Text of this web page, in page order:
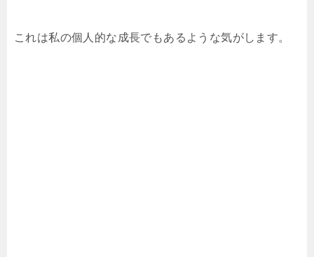
これは私の個人的な成長でもあるような気がします。